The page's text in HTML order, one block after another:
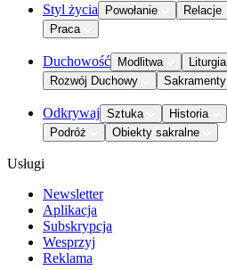
Styl życia Powołanie Relacje
Praca
Duchowość Modlitwa Liturgia
Rozwój Duchowy
Sakramenty
Odkrywaj Sztuka Historia
Podróż
Obiekty sakralne
Usługi
Newsletter
Aplikacja
Subskrypcja
Wesprzyj
Reklama